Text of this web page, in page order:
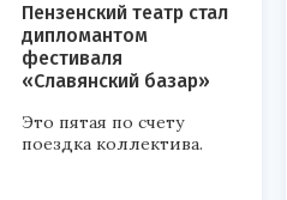
Пензенский театр стал
дипломантом
фестиваля
«Славянский базар»
Это пятая по счету
поездка коллектива.